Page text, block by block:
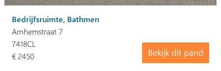
Bedrijfsruimte, Bathmen
Arnhemstraat 7
Bekijk dit pand
7418CL
€ 2450